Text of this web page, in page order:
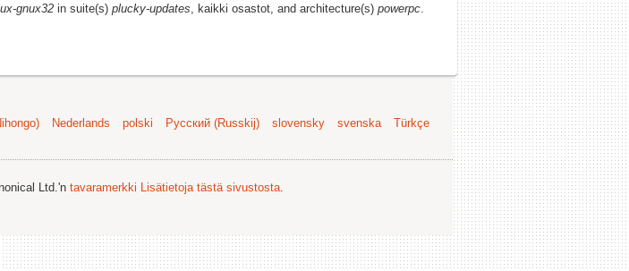
gnux32 in suite(s) plucky-updates, kaikki osastot, and architecture(s) powerpc.
Nederlands polski Русский (Russkij) slovensky svenska
Türkçe
Ltd.'n tavaramerkki Lisätietoja tästä sivustosta.